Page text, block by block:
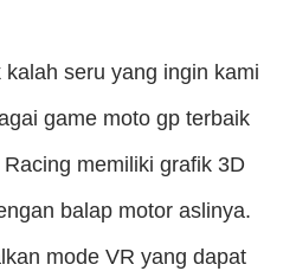
seru yang ingin kami
game moto gp terbaik
memiliki grafik 3D
balap motor aslinya.
mode VR yang dapat